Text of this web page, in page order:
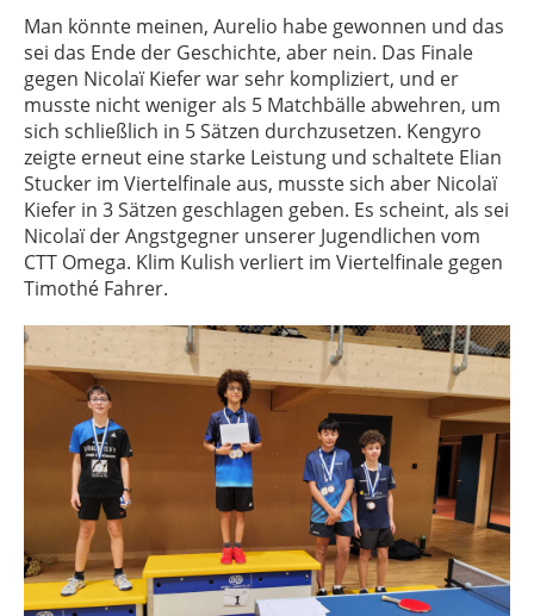
Man könnte meinen, Aurelio habe gewonnen und das
sei das Ende der Geschichte, aber nein. Das Finale
gegen Nicolaï Kiefer war sehr kompliziert, und er
musste nicht weniger als 5 Matchbälle abwehren, um
sich schließlich in 5 Sätzen durchzusetzen. Kengyro
zeigte erneut eine starke Leistung und schaltete Elian
Stucker im Viertelfinale aus, musste sich aber Nicolaï
Kiefer in 3 Sätzen geschlagen geben. Es scheint, als sei
Nicolaï der Angstgegner unserer Jugendlichen vom
CTT Omega. Klim Kulish verliert im Viertelfinale gegen
Timothé Fahrer.